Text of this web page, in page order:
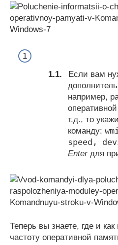
Если вам
например,
т.д., то
команду:
speed,
Enterдля
Теперь вы знаете, где и
частоту оперативной